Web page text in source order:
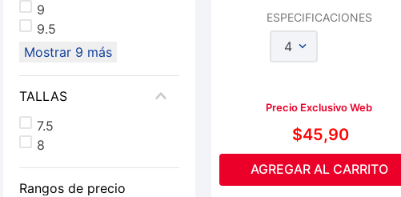
9
9.5
Mostrar 9 más
TALLAS
7.5
8
Rangos de precio
ESPECIFICACIONES
4
Precio Exclusivo Web
$45,90
AGREGAR AL CARRITO